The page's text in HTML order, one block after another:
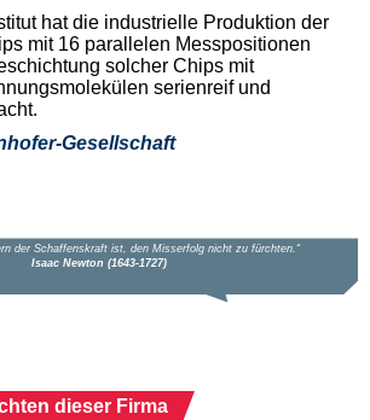
hat die industrielle Produktion der
mit 16 parallelen Messpositionen
solcher Chips mit
serienreif und
Gesellschaft
dieser Firma